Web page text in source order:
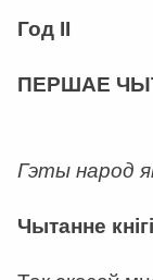
Год ІІ
ПЕРШАЕ
Гэты народ
Чытанне